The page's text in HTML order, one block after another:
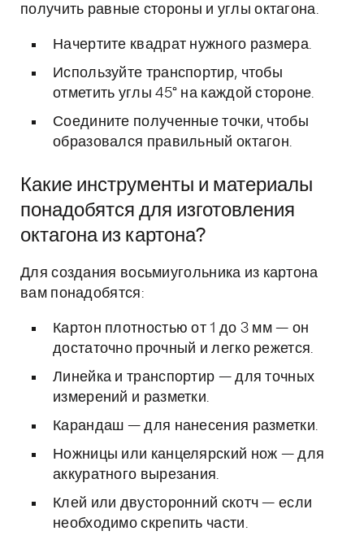
получить равные стороны и углы октагона.
Начертите квадрат нужного размера.
Используйте транспортир, чтобы
отметить углы 45° на каждой стороне.
Соедините полученные точки, чтобы
образовался правильный октагон.
Какие инструменты и материалы
понадобятся для изготовления
октагона из картона?
Для создания восьмиугольника из картона
вам понадобятся:
Картон плотностью от 1 до 3 мм — он
достаточно прочный и легко режется.
Линейка и транспортир — для точных
измерений и разметки.
Карандаш — для нанесения разметки.
Ножницы или канцелярский нож — для
аккуратного вырезания.
Клей или двусторонний скотч — если
необходимо скрепить части.